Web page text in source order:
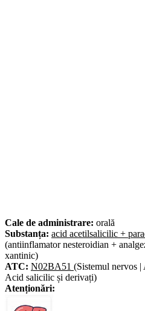
Cale de administrare: orală
Substanța: acid acetilsalicilic +
(antiinflamator nesteroidian +
xantinic)
ATC: N02BA51 (Sistemul nervos |
Acid salicilic și derivați)
Atenționări: